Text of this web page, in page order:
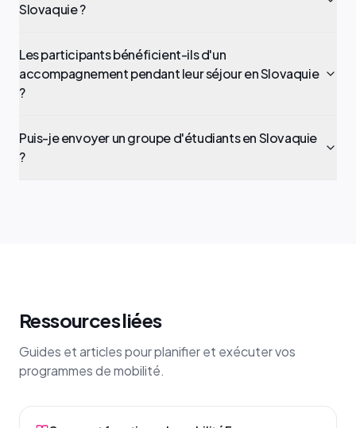
Slovaquie ?
Les participants bénéficient-ils d'un
accompagnement pendant leur séjour en Slovaquie
?
Puis-je envoyer un groupe d'étudiants en Slovaquie
?
Ressources liées
Guides et articles pour planifier et exécuter vos
programmes de mobilité.